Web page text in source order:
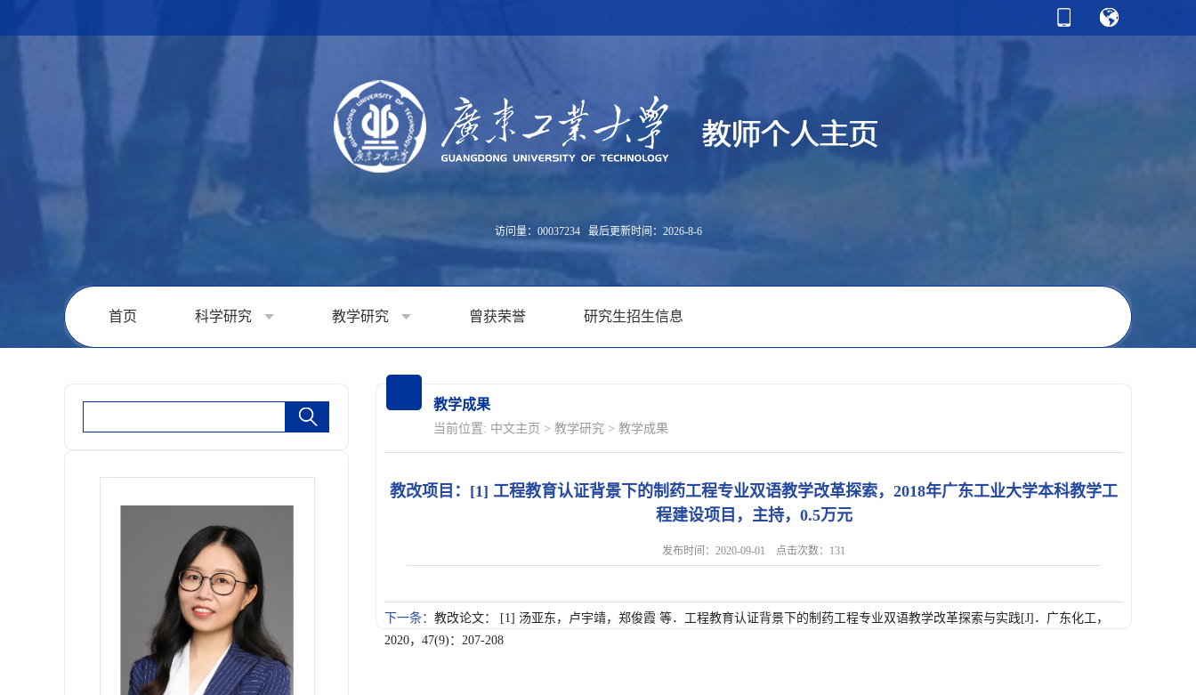
访问量： 00037234 最后更新时间： 2026-8-6
首页 科学研究 教学研究 曾获荣誉 研究生招生信息
教学成果
当前位置: 中文主页 > 教学研究 > 教学成果
教改项目：[1] 工程教育认证背景下的制药工程专业双语教学改革探索，2018年广东工业大学本科教学工
程建设项目，主持，0.5万元
发布时间：2020-09-01 点击次数： 131
下一条： 教改论文： [1] 汤亚东，卢宇靖，郑俊霞 等．工程教育认证背景下的制药工程专业双语教学改革探索与实践[J]．广东化工，
2020，47(9)：207-208